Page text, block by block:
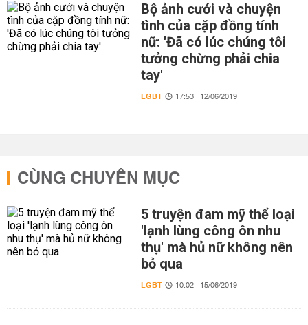
Bộ ảnh cưới và chuyện
tình của cặp đồng tính
nữ: 'Đã có lúc chúng tôi
tưởng chừng phải chia
tay'
LGBT 17:53 | 12/06/2019
CÙNG CHUYÊN MỤC
5 truyện đam mỹ thể loại
'lạnh lùng công ôn nhu
thụ' mà hủ nữ không nên
bỏ qua
LGBT 10:02 | 15/06/2019